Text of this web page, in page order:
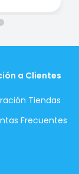
a Clientes
Tiendas
Frecuentes